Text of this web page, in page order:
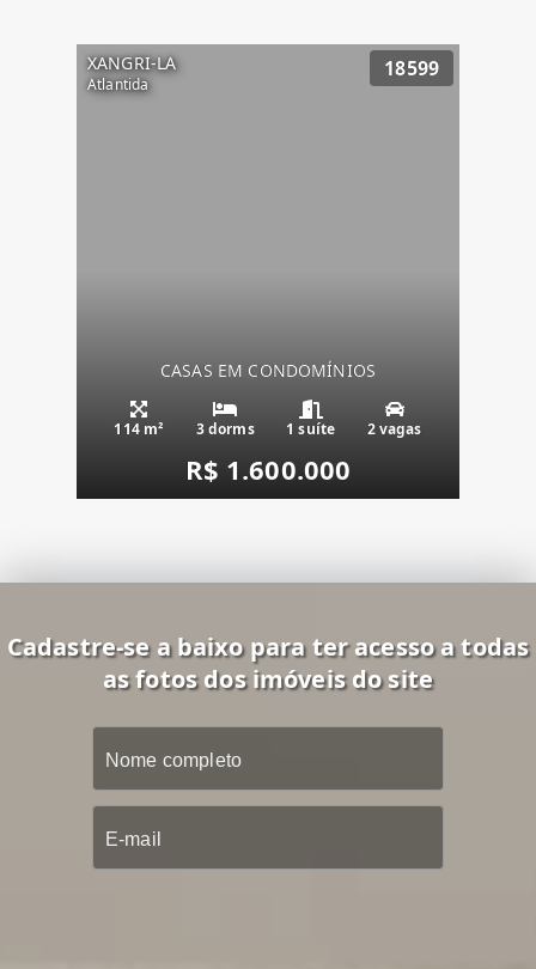
XANGRI-LA
Atlantida
18599
CASAS EM CONDOMÍNIOS
114 m² 3 dorms 1 suíte 2 vagas
R$ 1.600.000
Cadastre-se a baixo para ter acesso a todas
as fotos dos imóveis do site